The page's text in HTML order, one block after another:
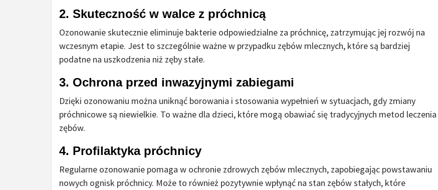
2. Skuteczność w walce z próchnicą
Ozonowanie skutecznie eliminuje bakterie odpowiedzialne za próchnicę, zatrzymując jej rozwój na
wczesnym etapie. Jest to szczególnie ważne w przypadku zębów mlecznych, które są bardziej
podatne na uszkodzenia niż zęby stałe.
3. Ochrona przed inwazyjnymi zabiegami
Dzięki ozonowaniu można uniknąć borowania i stosowania wypełnień w sytuacjach, gdy zmiany
próchnicowe są niewielkie. To ważne dla dzieci, które mogą obawiać się tradycyjnych metod leczenia
zębów.
4. Profilaktyka próchnicy
Regularne ozonowanie pomaga w ochronie zdrowych zębów mlecznych, zapobiegając powstawaniu
nowych ognisk próchnicy. Może to również pozytywnie wpłynąć na stan zębów stałych, które